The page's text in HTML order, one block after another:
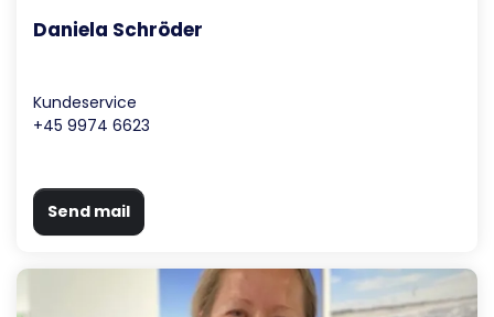
Daniela Schröder
Kundeservice
+45 9974 6623
Send mail